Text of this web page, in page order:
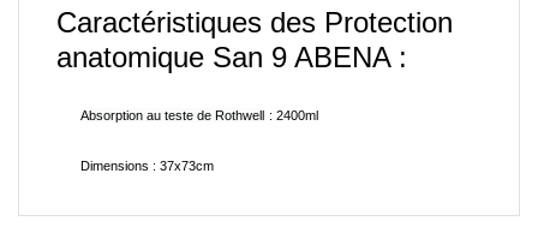
Caractéristiques des Protection
anatomique San 9 ABENA :
Absorption au teste de Rothwell : 2400ml
Dimensions : 37x73cm